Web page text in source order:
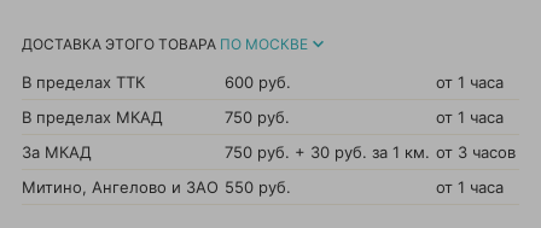
ДОСТАВКА ЭТОГО ТОВАРА ПО МОСКВЕ
В пределах ТТК 600 руб.
от 1 часа
В пределах МКАД
750 руб.
от 1 часа
За МКАД
750 руб. + 30 руб. за 1 км. от 3 часов
Митино, Ангелово и ЗАО 550 руб. от 1 часа